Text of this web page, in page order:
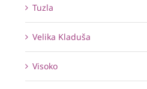
Tuzla
Velika Kladuša
Visoko